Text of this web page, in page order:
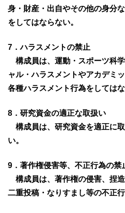
身・財産・出自やその他の身分
をしてはならない。
7．ハラスメントの禁止
構成員は、運動・スポーツ科
ャル・ハラスメントやアカデミ
各種ハラスメント行為をしてはな
8．研究資金の適正な取扱い
構成員は、研究資金を適正に
い。
9．著作権侵害等、不正行為の禁
構成員は、著作権の侵害、捏
二重投稿・なりすまし等の不正